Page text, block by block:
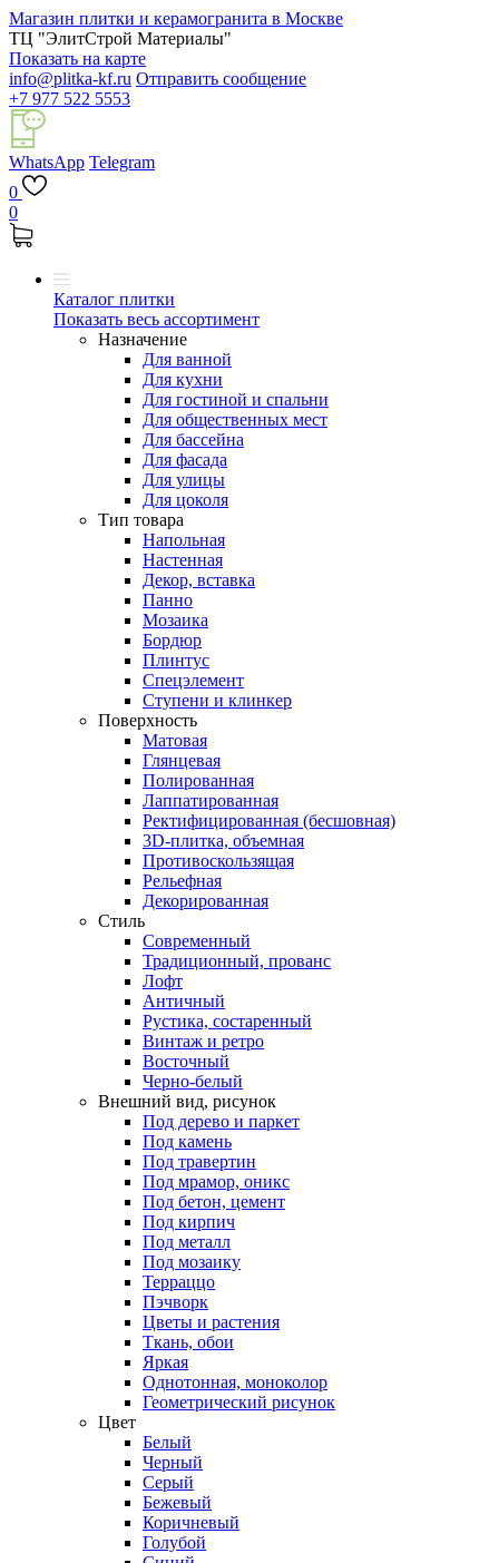
Магазин плитки и керамогранита в Москве
ТЦ "ЭлитСтрой Материалы"
Показать на карте
info@plitka-kf.ru Отправить сообщение
+7 977 522 5553
WhatsApp Telegram
0
0
Каталог плитки
Показать весь ассортимент
Назначение
Для ванной
Для кухни
Для гостиной и спальни
Для общественных мест
Для бассейна
Для фасада
Для улицы
Для цоколя
Тип товара
Напольная
Настенная
Декор, вставка
Панно
Мозаика
Бордюр
Плинтус
Спецэлемент
Ступени и клинкер
Поверхность
Матовая
Глянцевая
Полированная
Лаппатированная
Ректифицированная (бесшовная)
3D-плитка, объемная
Противоскользящая
Рельефная
Декорированная
Стиль
Современный
Традиционный, прованс
Лофт
Античный
Рустика, состаренный
Винтаж и ретро
Восточный
Черно-белый
Внешний вид, рисунок
Под дерево и паркет
Под камень
Под травертин
Под мрамор, оникс
Под бетон, цемент
Под кирпич
Под металл
Под мозаику
Терраццо
Пэчворк
Цветы и растения
Ткань, обои
Яркая
Однотонная, моноколор
Геометрический рисунок
Цвет
Белый
Черный
Серый
Бежевый
Коричневый
Голубой